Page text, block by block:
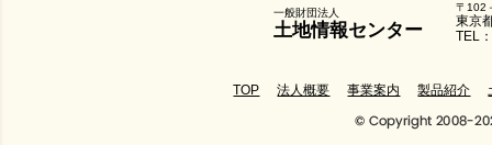
一般財団法人
土地情報センター
〒102
東京
TEL
TOP 法人概要 事業案内 製品紹介